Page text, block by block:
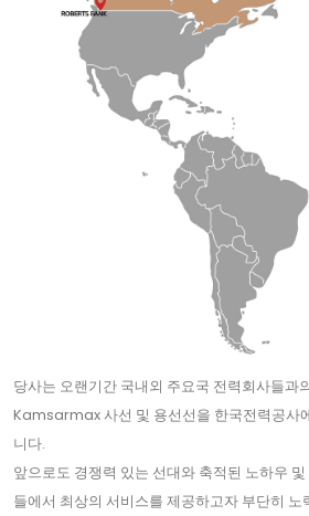
당사는 오랜기간 국내외 주요국 전력회사들과
Kamsarmax 사선 및 용선선을 한국전력공사
니다.
앞으로도 경쟁력 있는 선대와 축적된 노하우
들에서 최상의 서비스를 제공하고자 부단히 노